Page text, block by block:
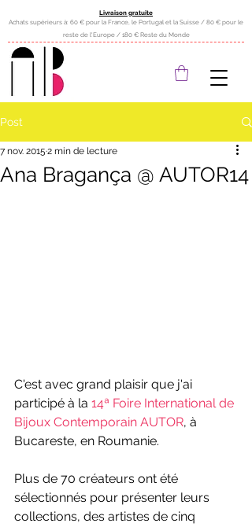
Livraison gratuite
Achats supérieurs à: 60 € pour la France, le Portugal et la Suisse / 80 € pour le
reste de l'Europe / 180 € Reste du Monde
Post
Ana Bragança @ AUTOR14
7 nov. 2015 2 min de lecture
C'est avec grand plaisir que j'ai
participé à la 14ª Foire International de
Bijoux Contemporain AUTOR, à
Bucareste, en Roumanie.
Plus de 70 créateurs ont été
sélectionnés pour présenter leurs
collections, des artistes de cinq